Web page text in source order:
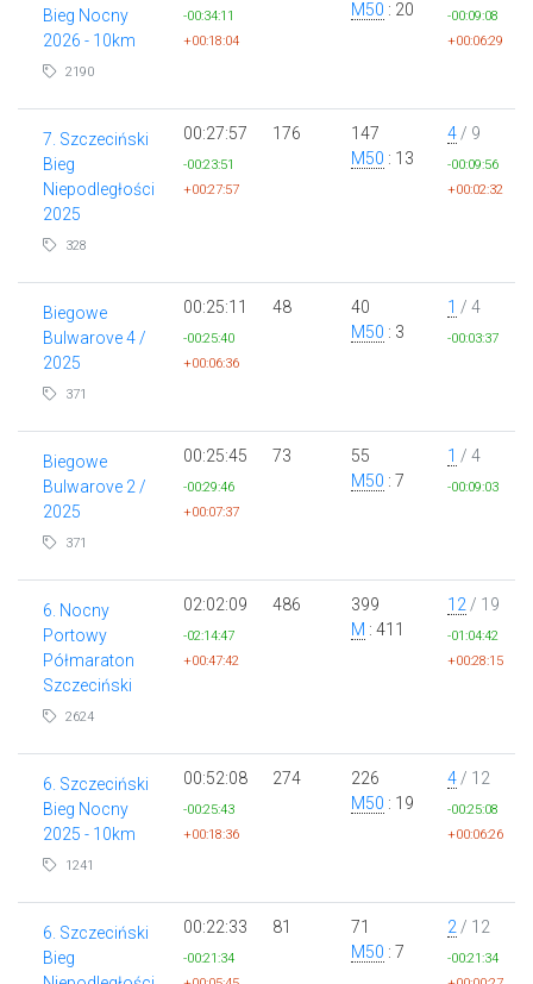
Bieg Nocny
2026 - 10km
2190
-00:34:11
+00:18:04
M50 : 20
-00:09:08
+00:06:29
7. Szczeciński
Bieg
Niepodległości
2025
328
00:27:57
-00:23:51
+00:27:57
176
147
M50 : 13
4 / 9
-00:09:56
+00:02:32
Biegowe
Bulwarove 4 /
2025
371
00:25:11
-00:25:40
+00:06:36
48
40
M50 : 3
1 / 4
-00:03:37
Biegowe
Bulwarove 2 /
2025
371
00:25:45
-00:29:46
+00:07:37
73
55
M50 : 7
1 / 4
-00:09:03
6. Nocny
Portowy
Półmaraton
Szczeciński
2624
02:02:09
-02:14:47
+00:47:42
486
399
M : 411
12 / 19
-01:04:42
+00:28:15
6. Szczeciński
Bieg Nocny
2025 - 10km
1241
00:52:08
-00:25:43
+00:18:36
274
226
M50 : 19
4 / 12
-00:25:08
+00:06:26
6. Szczeciński
Bieg
00:22:33
-00:21:34
81
71
M50 : 7
2 / 12
-00:21:34